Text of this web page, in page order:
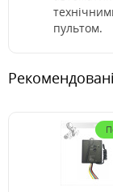
пультом.